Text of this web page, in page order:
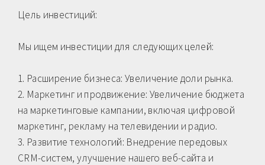
Цель инвестиций:
Мы ищем инвестиции для следующих целей:
1. Расширение бизнеса: Увеличение доли рынка.
2. Маркетинг и продвижение: Увеличение бюджета
на маркетинговые кампании, включая цифровой
маркетинг, рекламу на телевидении и радио.
3. Развитие технологий: Внедрение передовых
CRM-систем, улучшение нашего веб-сайта и